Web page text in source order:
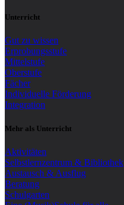
Unterricht
Gut zu wissen
Erprobungsstufe
Mittelstufe
Oberstufe
Fächer
Individuelle Förderung
Integration
Mehr als Unterricht
Aktivitäten
Selbstlernzentrum & Bibliothek
Austausch & Ausflug
Beratung
Schulgarten